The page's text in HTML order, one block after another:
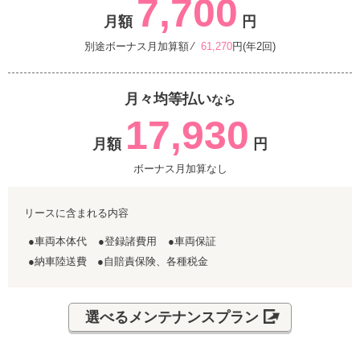
月額 7,700 円
別途ボーナス月加算額 ⁄ 61,270円(年2回)
月々均等払いなら
月額 17,930 円
ボーナス月加算なし
リースに含まれる内容
●車両本体代 ●登録諸費用
●車両保証
●納車陸送費 ●自賠責保険、各種税金
選べるメンテナンスプラン